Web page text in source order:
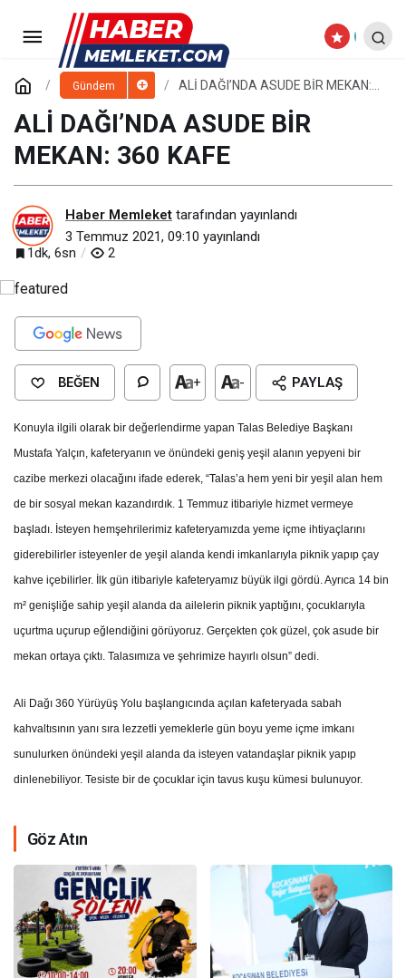
Gündem
ALİ DAĞI’NDA ASUDE BİR MEKAN:
ALİ DAĞI’NDA ASUDE BİR
MEKAN: 360 KAFE
Haber Memleket tarafından yayınlandı
3 Temmuz 2021, 09:10 yayınlandı
1dk, 6sn
2
BEĞEN + - PAYLAŞ
Konuyla ilgili olarak bir değerlendirme yapan Talas Belediye Başkanı
Mustafa Yalçın, kafeteryanın ve önündeki geniş yeşil alanın yepyeni bir
cazibe merkezi olacağını ifade ederek, “Talas’a hem yeni bir yeşil alan hem
de bir sosyal mekan kazandırdık. 1 Temmuz itibariyle hizmet vermeye
başladı. İsteyen hemşehrilerimiz kafeteryamızda yeme içme ihtiyaçlarını
giderebilirler isteyenler de yeşil alanda kendi imkanlarıyla piknik yapıp çay
kahve içebilirler. İlk gün itibariyle kafeteryamız büyük ilgi gördü. Ayrıca 14 bin
m² genişliğe sahip yeşil alanda da ailelerin piknik yaptığını, çocuklarıyla
uçurtma uçurup eğlendiğini görüyoruz. Gerçekten çok güzel, çok asude bir
mekan ortaya çıktı. Talasımıza ve şehrimize hayırlı olsun” dedi.
Ali Dağı 360 Yürüyüş Yolu başlangıcında açılan kafeteryada sabah
kahvaltısının yanı sıra lezzetli yemeklerle gün boyu yeme içme imkanı
sunulurken önündeki yeşil alanda da isteyen vatandaşlar piknik yapıp
dinlenebiliyor. Tesiste bir de çocuklar için tavus kuşu kümesi bulunuyor.
Göz Atın
BİR VE BERABER YÜRÜYECEĞİZ,
ÜRETEREK BÜYÜYECEĞİZ
Yorum Yap